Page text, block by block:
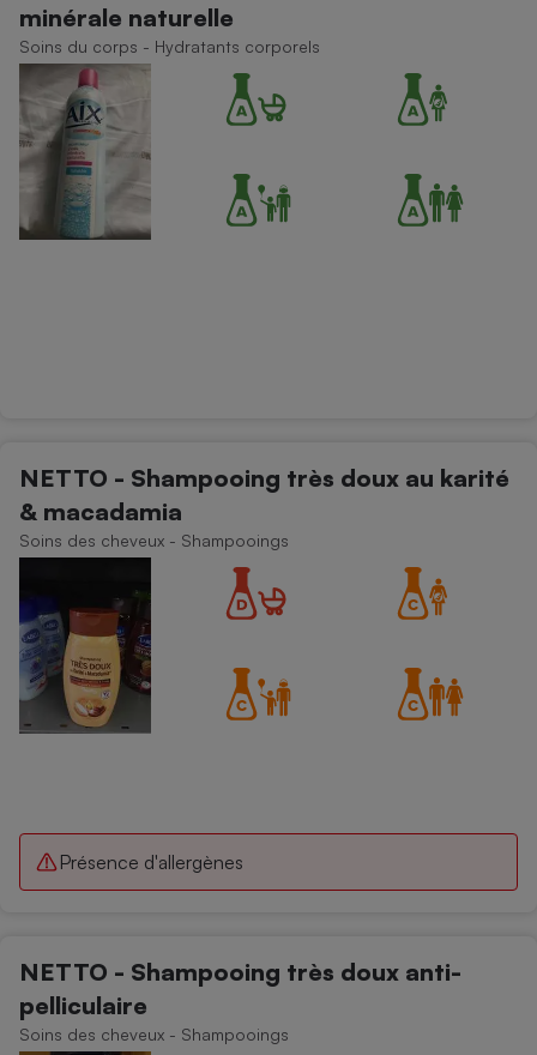
minérale naturelle
Soins du corps - Hydratants corporels
NETTO - Shampooing très doux au karité
& macadamia
Soins des cheveux - Shampooings
Présence d'allergènes
NETTO - Shampooing très doux anti-
pelliculaire
Soins des cheveux - Shampooings